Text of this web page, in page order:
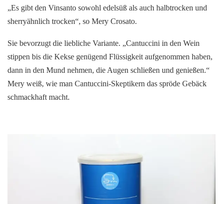
„Es gibt den Vinsanto sowohl edelsüß als auch halbtrocken und
sherryähnlich trocken“, so Mery Crosato.
Sie bevorzugt die liebliche Variante. „Cantuccini in den Wein
stippen bis die Kekse genügend Flüssigkeit aufgenommen haben,
dann in den Mund nehmen, die Augen schließen und genießen.“
Mery weiß, wie man Cantuccini-Skeptikern das spröde Gebäck
schmackhaft macht.